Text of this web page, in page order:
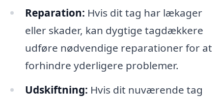
Reparation: Hvis dit tag har lækager
eller skader, kan dygtige tagdækkere
udføre nødvendige reparationer for at
forhindre yderligere problemer.
Udskiftning: Hvis dit nuværende tag